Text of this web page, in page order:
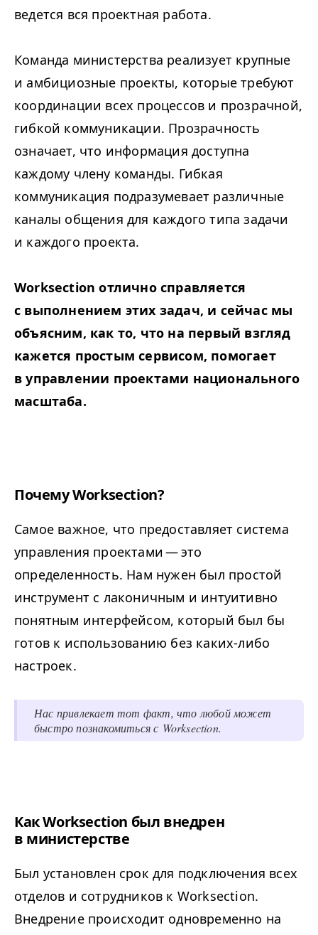
ведется вся проектная работа.
Команда министерства реализует крупные
и амбициозные проекты, которые требуют
координации всех процессов и прозрачной,
гибкой коммуникации. Прозрачность
означает, что информация доступна
каждому члену команды. Гибкая
коммуникация подразумевает различные
каналы общения для каждого типа задачи
и каждого проекта.
Worksection отлично справляется
с выполнением этих задач, и сейчас мы
объясним, как то, что на первый взгляд
кажется простым сервисом, помогает
в управлении проектами национального
масштаба.
Почему Worksection?
Самое важное, что предоставляет система
управления проектами — это
определенность. Нам нужен был простой
инструмент с лаконичным и интуитивно
понятным интерфейсом, который был бы
готов к использованию без каких-либо
настроек.
Нас привлекает тот факт, что любой может
быстро познакомиться с Worksection.
Как Worksection был внедрен
в министерстве
Был установлен срок для подключения всех
отделов и сотрудников к Worksection.
Внедрение происходит одновременно на